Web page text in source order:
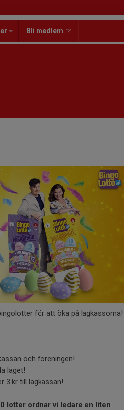
Bli medlem
för att öka på lagkassorna!
och föreningen!
laget!
3.kr till lagkassan!
lotter ordnar vi ledare en liten